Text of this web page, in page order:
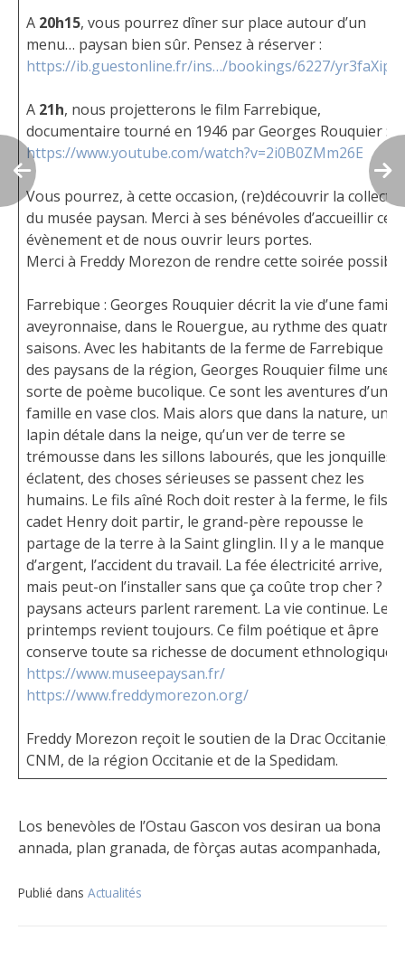
A 20h15, vous pourrez dîner sur place autour d’un
menu… paysan bien sûr. Pensez à réserver :
https://ib.guestonline.fr/ins…/bookings/6227/
A 21h, nous projetterons le film Farrebique,
documentaire tourné en 1946 par Georges Rouquier :
https://www.youtube.com/watch?v=2i0B0ZMm26E
Vous pourrez, à cette occasion, (re)découvrir la
du musée paysan. Merci à ses bénévoles d’accueillir cet
évènement et de nous ouvrir leurs portes.
Merci à Freddy Morezon de rendre cette soirée
Farrebique : Georges Rouquier décrit la vie d’une famille
aveyronnaise, dans le Rouergue, au rythme des quatre
saisons. Avec les habitants de la ferme de Farrebique et
des paysans de la région, Georges Rouquier filme une
sorte de poème bucolique. Ce sont les aventures d’une
famille en vase clos. Mais alors que dans la nature, un
lapin détale dans la neige, qu’un ver de terre se
trémousse dans les sillons labourés, que les jonquilles
éclatent, des choses sérieuses se passent chez les
humains. Le fils aîné Roch doit rester à la ferme, le fils
cadet Henry doit partir, le grand-père repousse le
partage de la terre à la Saint glinglin. Il y a le manque
d’argent, l’accident du travail. La fée électricité arrive,
mais peut-on l’installer sans que ça coûte trop cher ?
paysans acteurs parlent rarement. La vie continue. Le
printemps revient toujours. Ce film poétique et âpre
conserve toute sa richesse de document ethnologique.
https://www.museepaysan.fr/
https://www.freddymorezon.org/
Freddy Morezon reçoit le soutien de la Drac Occitanie,
CNM, de la région Occitanie et de la Spedidam.
Los benevòles de l’Ostau Gascon vos desiran ua bona
annada, plan granada, de fòrças autas acompanhada,
Publié dans Actualités